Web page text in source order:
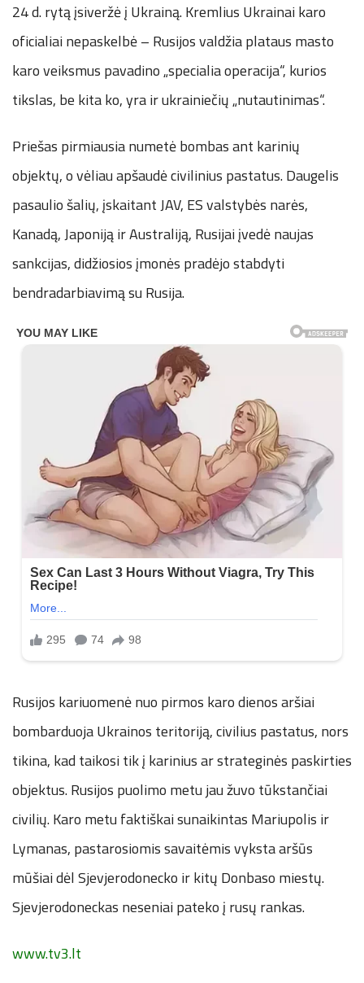
24 d. rytą įsiveržė į Ukrainą. Kremlius Ukrainai karo
oficialiai nepaskelbė – Rusijos valdžia plataus masto
karo veiksmus pavadino „specialia operacija“, kurios
tikslas, be kita ko, yra ir ukrainiečių „nutautinimas“.
Priešas pirmiausia numetė bombas ant karinių
objektų, o vėliau apšaudė civilinius pastatus. Daugelis
pasaulio šalių, įskaitant JAV, ES valstybės narės,
Kanadą, Japoniją ir Australiją, Rusijai įvedė naujas
sankcijas, didžiosios įmonės pradėjo stabdyti
bendradarbiavimą su Rusija.
Rusijos kariuomenė nuo pirmos karo dienos aršiai
bombarduoja Ukrainos teritoriją, civilius pastatus, nors
tikina, kad taikosi tik į karinius ar strateginės paskirties
objektus. Rusijos puolimo metu jau žuvo tūkstančiai
civilių. Karo metu faktiškai sunaikintas Mariupolis ir
Lymanas, pastarosiomis savaitėmis vyksta aršūs
mūšiai dėl Sjevjerodonecko ir kitų Donbaso miestų.
Sjevjerodoneckas neseniai pateko į rusų rankas.
www.tv3.lt